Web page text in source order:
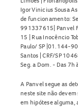
Igor Vinicius Sousa
de funcionamento:
991337615| Panvel
15 | Rua Inocêncio
Paulo/ SP |01.144-
Santos | CRF/SP
Seg. a Dom. - Das
A Panvel segue as
neste site não
em hipótese alguma,